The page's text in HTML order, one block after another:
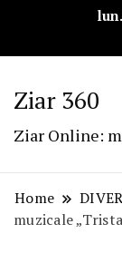
Ziar 360
Ziar Online:
Home
muzicale